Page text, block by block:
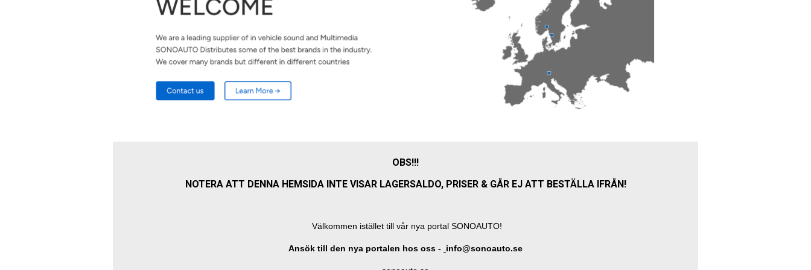
OBS!!!
NOTERA ATT DENNA HEMSIDA INTE VISAR LAGERSALDO, PRISER & GÅR EJ ATT BESTÄLLA IFRÅN!
Välkommen istället till vår nya portal SONOAUTO!
Ansök till den nya portalen hos oss - info@sonoauto.se